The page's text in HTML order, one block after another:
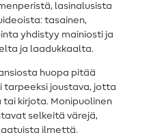
lasinalusista
tasainen,
yhdistyy mainiosti ja
ja laadukkaalta.
huopa pitää
tarpeeksi joustava, jotta
kirjota. Monipuolinen
selkeitä värejä,
ilmettä.